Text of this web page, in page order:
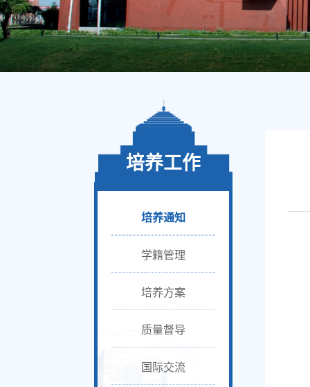
培养工作
培养通知
学籍管理
培养方案
质量督导
国际交流